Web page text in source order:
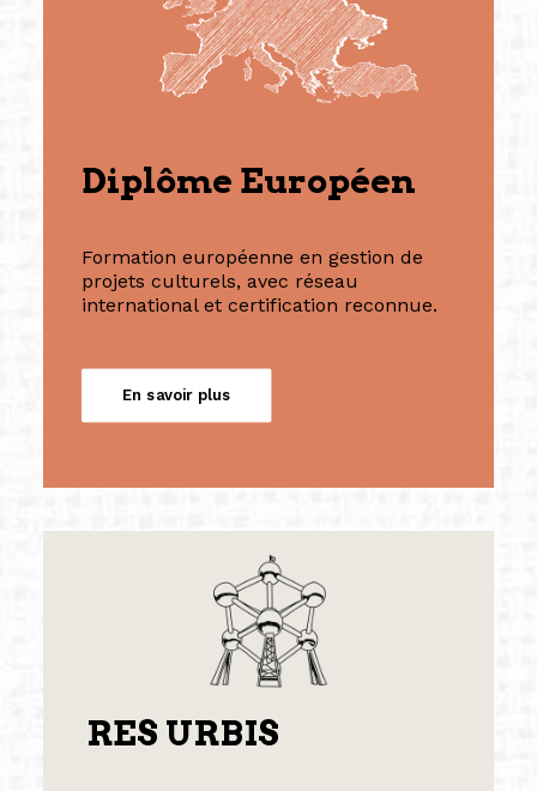
Diplôme Européen
Formation européenne en gestion de
projets culturels, avec réseau
international et certification reconnue.
En savoir plus
RES URBIS